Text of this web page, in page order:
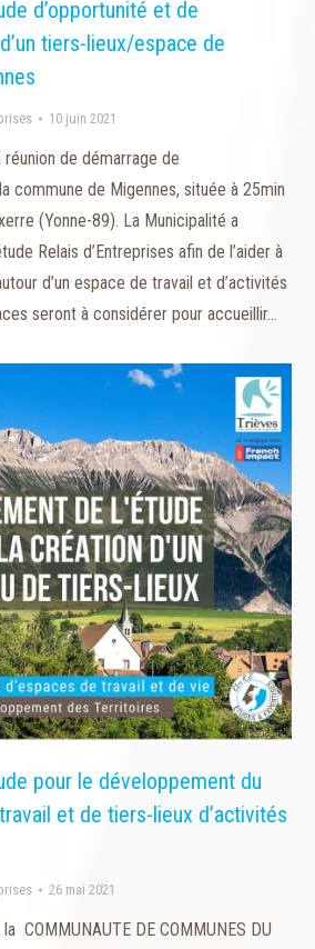
d’opportunité et de
tiers-lieux/espace de
10 juin 2021
réunion de démarrage de
commune de Migennes, située à 25min
(Yonne-89). La Municipalité a
Relais d’Entreprises afin de l’aider à
d’un espace de travail et d’activités
seront à considérer pour accueillir…
pour le développement du
et de tiers-lieux d’activités
26 mai 2021
COMMUNAUTE DE COMMUNES DU